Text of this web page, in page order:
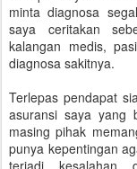
minta diagnosa
saya ceritakan
kalangan medis,
diagnosa sakitnya.
Terlepas pendapat
asuransi saya yang
masing pihak
punya kepentingan
terjadi kesalahan